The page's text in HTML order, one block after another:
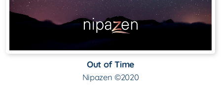
Out of Time
Nipazen ©2020